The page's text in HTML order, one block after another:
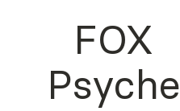
FOX
Psyche